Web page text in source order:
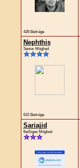
426 Beiträge
Nephthis
Senior Mitglied
622 Beiträge
Sariajid
fleißiges Mitglied